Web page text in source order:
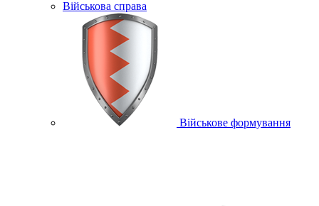
Військова справа
Військове формування